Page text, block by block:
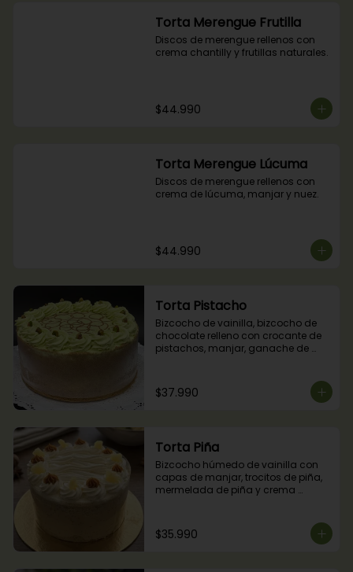
Torta Merengue Frutilla
Discos de merengue rellenos con
crema chantilly y frutillas naturales.
$44.990
Torta Merengue Lúcuma
Discos de merengue rellenos con
crema de lúcuma, manjar y nuez.
$44.990
Torta Pistacho
Bizcocho de vainilla, bizcocho de
chocolate relleno con crocante de
pistachos, manjar, ganache de
$37.990
Torta Piña
Bizcocho húmedo de vainilla con
capas de manjar, trocitos de piña,
mermelada de piña y crema
$35.990